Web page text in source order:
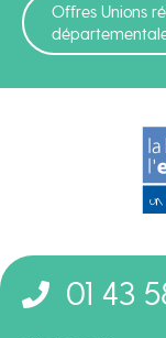
01 43
Offres Unions